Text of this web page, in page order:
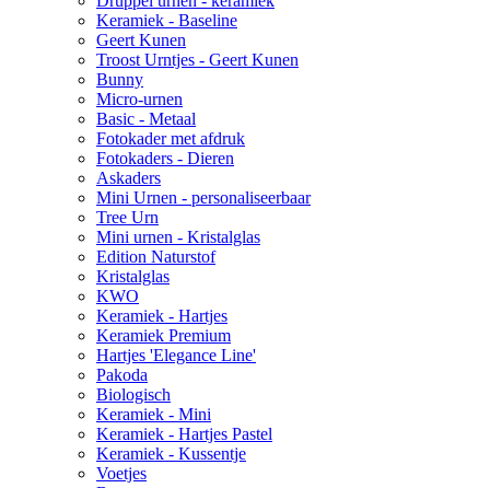
Keramiek - Baseline
Geert Kunen
Troost Urntjes - Geert Kunen
Bunny
Micro-urnen
Basic - Metaal
Fotokader met afdruk
Fotokaders - Dieren
Askaders
Mini Urnen - personaliseerbaar
Tree Urn
Mini urnen - Kristalglas
Edition Naturstof
Kristalglas
KWO
Keramiek - Hartjes
Keramiek Premium
Hartjes 'Elegance Line'
Pakoda
Biologisch
Keramiek - Mini
Keramiek - Hartjes Pastel
Keramiek - Kussentje
Voetjes